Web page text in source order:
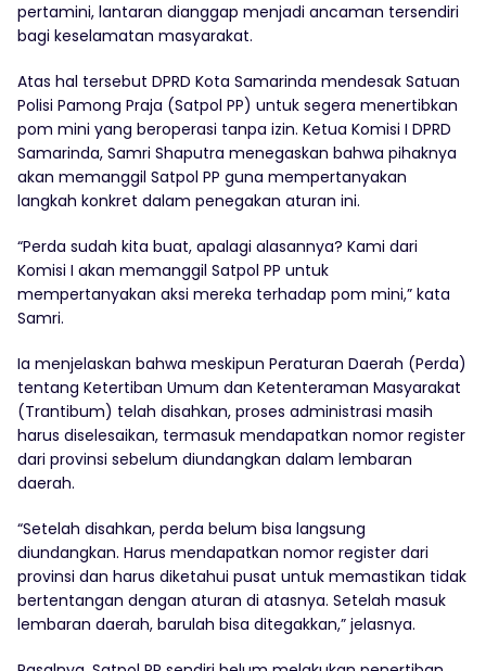
pertamini, lantaran dianggap menjadi ancaman tersendiri
bagi keselamatan masyarakat.
Atas hal tersebut DPRD Kota Samarinda mendesak Satuan
Polisi Pamong Praja (Satpol PP) untuk segera menertibkan
pom mini yang beroperasi tanpa izin. Ketua Komisi I DPRD
Samarinda, Samri Shaputra menegaskan bahwa pihaknya
akan memanggil Satpol PP guna mempertanyakan
langkah konkret dalam penegakan aturan ini.
“Perda sudah kita buat, apalagi alasannya? Kami dari
Komisi I akan memanggil Satpol PP untuk
mempertanyakan aksi mereka terhadap pom mini,” kata
Samri.
Ia menjelaskan bahwa meskipun Peraturan Daerah (Perda)
tentang Ketertiban Umum dan Ketenteraman Masyarakat
(Trantibum) telah disahkan, proses administrasi masih
harus diselesaikan, termasuk mendapatkan nomor register
dari provinsi sebelum diundangkan dalam lembaran
daerah.
“Setelah disahkan, perda belum bisa langsung
diundangkan. Harus mendapatkan nomor register dari
provinsi dan harus diketahui pusat untuk memastikan tidak
bertentangan dengan aturan di atasnya. Setelah masuk
lembaran daerah, barulah bisa ditegakkan,” jelasnya.